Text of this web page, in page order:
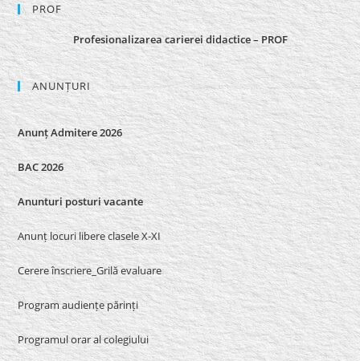
PROF
Profesionalizarea carierei didactice – PROF
ANUNȚURI
Anunț Admitere 2026
BAC 2026
Anunturi posturi vacante
Anunț locuri libere clasele X-XI
Cerere înscriere_Grilă evaluare
Program audiențe părinți
Programul orar al colegiului